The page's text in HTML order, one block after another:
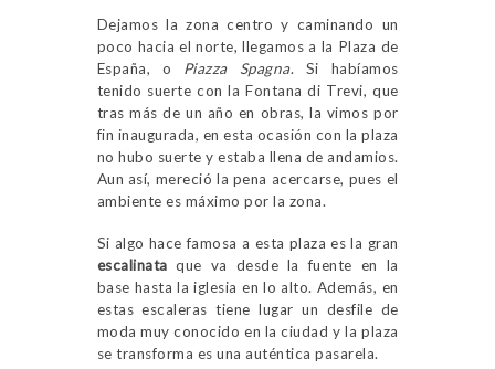
Dejamos la zona centro y caminando un
poco hacia el norte, llegamos a la Plaza de
España, o Piazza Spagna. Si habíamos
tenido suerte con la Fontana di Trevi, que
tras más de un año en obras, la vimos por
fin inaugurada, en esta ocasión con la plaza
no hubo suerte y estaba llena de andamios.
Aun así, mereció la pena acercarse, pues el
ambiente es máximo por la zona.
Si algo hace famosa a esta plaza es la gran
escalinata que va desde la fuente en la
base hasta la iglesia en lo alto. Además, en
estas escaleras tiene lugar un desfile de
moda muy conocido en la ciudad y la plaza
se transforma es una auténtica pasarela.